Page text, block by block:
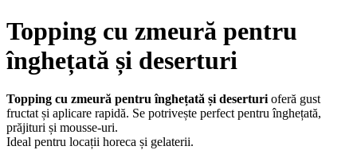
Topping cu zmeură pentru
înghețată și deserturi
Topping cu zmeură pentru înghețată și deserturi oferă gust
fructat și aplicare rapidă. Se potrivește perfect pentru înghețată,
prăjituri și mousse-uri.
Ideal pentru locații horeca și gelaterii.